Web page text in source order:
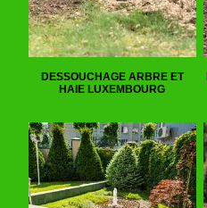
DESSOUCHAGE ARBRE ET
HAIE LUXEMBOURG